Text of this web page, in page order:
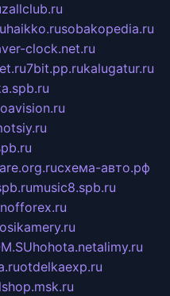
zallclub.ru
haikko.rusobakopedia.ru
clock.net.ru
7bit.pp.rukalugatur.ru
схема-авто.рф
music8.spb.ru
hohota.netalimy.ru
otdelkaexp.ru